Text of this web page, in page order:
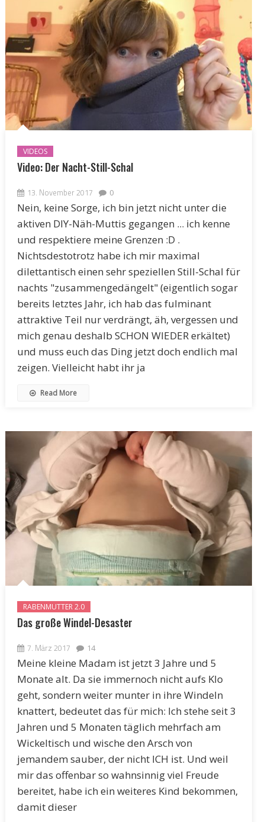
VIDEOS
Video: Der Nacht-Still-Schal
13. November 2017 0
Nein, keine Sorge, ich bin jetzt nicht unter die
aktiven DIY-Näh-Muttis gegangen ... ich kenne
und respektiere meine Grenzen :D .
Nichtsdestotrotz habe ich mir maximal
dilettantisch einen sehr speziellen Still-Schal für
nachts "zusammengedängelt" (eigentlich sogar
bereits letztes Jahr, ich hab das fulminant
attraktive Teil nur verdrängt, äh, vergessen und
mich genau deshalb SCHON WIEDER erkältet)
und muss euch das Ding jetzt doch endlich mal
zeigen. Vielleicht habt ihr ja
Read More
RABENMUTTER 2.0
Das große Windel-Desaster
7. März 2017 14
Meine kleine Madam ist jetzt 3 Jahre und 5
Monate alt. Da sie immernoch nicht aufs Klo
geht, sondern weiter munter in ihre Windeln
knattert, bedeutet das für mich: Ich stehe seit 3
Jahren und 5 Monaten täglich mehrfach am
Wickeltisch und wische den Arsch von
jemandem sauber, der nicht ICH ist. Und weil
mir das offenbar so wahnsinnig viel Freude
bereitet, habe ich ein weiteres Kind bekommen,
damit dieser